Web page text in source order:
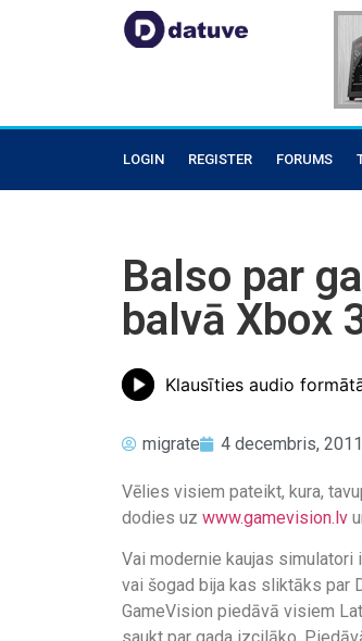
LOGIN REGISTER FORUMS
Balso par
balvā Xbox
Klausīties audio
migrate 4 decembris, 2011
Vēlies visiem pateikt, kura,
dodies uz www.gamevision.lv
Vai modernie kaujas simulatori
vai šogad bija kas sliktāks par
GameVision piedāvā visiem